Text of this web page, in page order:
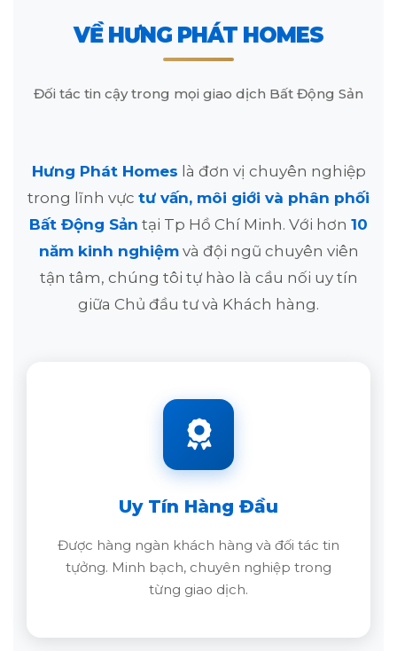
VỀ HƯNG PHÁT HOMES
Đối tác tin cậy trong mọi giao dịch Bất Động Sản
Hưng Phát Homes là đơn vị chuyên nghiệp
trong lĩnh vực tư vấn, môi giới và phân phối
Bất Động Sản tại Tp Hồ Chí Minh. Với hơn 10
năm kinh nghiệmvà đội ngũ chuyên viên
tận tâm, chúng tôi tự hào là cầu nối uy tín
giữa Chủ đầu tư và Khách hàng.
Uy Tín Hàng Đầu
Được hàng ngàn khách hàng và đối tác tin
tựởng. Minh bạch, chuyên nghiệp trong
từng giao dịch.